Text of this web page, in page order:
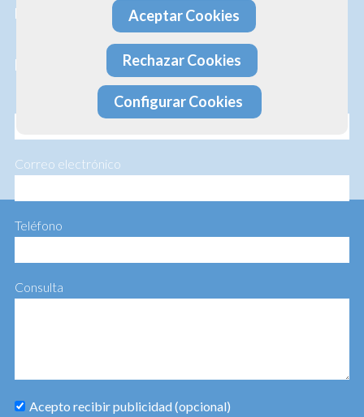
hacemos sin ningún compromiso.
Profesionalidad · Experiencia · Efectividad
Correo electrónico
Teléfono
Consulta
Acepto recibir publicidad (opcional)
Aceptar Cookies
Rechazar Cookies
Configurar Cookies